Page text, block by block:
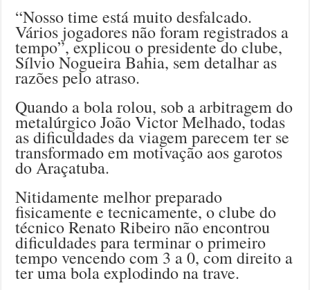
“Nosso time está muito desfalcado.
Vários jogadores não foram registrados a
tempo”, explicou o presidente do clube,
Sílvio Nogueira Bahia, sem detalhar as
razões pelo atraso.
Quando a bola rolou, sob a arbitragem do
metalúrgico João Victor Melhado, todas
as dificuldades da viagem parecem ter se
transformado em motivação aos garotos
do Araçatuba.
Nitidamente melhor preparado
fisicamente e tecnicamente, o clube do
técnico Renato Ribeiro não encontrou
dificuldades para terminar o primeiro
tempo vencendo com 3 a 0, com direito a
ter uma bola explodindo na trave.